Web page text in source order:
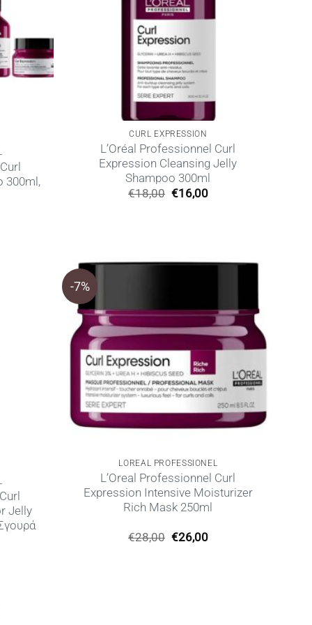
300ml,
CURL EXPRESSION
L’Oréal Professionnel Curl
Expression Cleansing Jelly
Shampoo 300ml
€18,00 Original
€16,00Η
Jelly
-7%
LOREAL PROFESSIONEL
L’Oreal Professionnel Curl
Expression Intensive Moisturizer
Rich Mask 250ml
€28,00 Original
€26,00Η